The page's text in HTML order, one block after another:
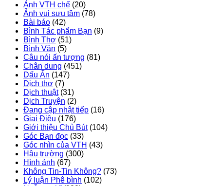
Ảnh VTH chế (20)
Ảnh vui sưu tầm (78)
Bài báo (42)
Bình Tác phẩm Bạn (9)
Bình Thơ (51)
Bình Văn (5)
Câu nói ấn tượng (81)
Chân dung (451)
Dấu Ấn (147)
Dịch thơ (7)
Dịch thuật(31)
Dịch Truyện (2)
Đang cập nhật tiếp (16)
Giai Điệu (176)
Giới thiệu Chủ Bút(104)
Góc Bạn đọc (33)
Góc nhìn của VTH (43)
Hậu trường (300)
Hình ảnh (67)
Không Tin-Tin Không? (73)
Lý luận Phê bình (102)